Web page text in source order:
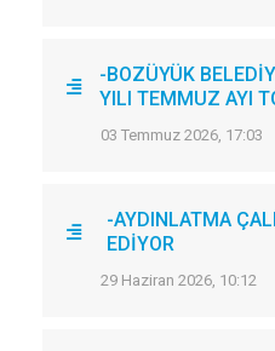
-BOZÜYÜK
YILI TEMMUZ AYI
03 Temmuz 2026, 17:03
-AYDINLATMA
EDİYOR
29 Haziran 2026, 10:12